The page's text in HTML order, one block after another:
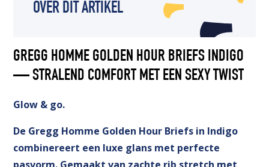
OVER DIT ARTIKEL
GREGG HOMME GOLDEN HOUR BRIEFS INDIGO
— STRALEND COMFORT MET EEN SEXY TWIST
Glow & go.
De Gregg Homme Golden Hour Briefs in Indigo
combinereert een luxe glans met perfecte
pasvorm. Gemaakt van zachte rib stretch met